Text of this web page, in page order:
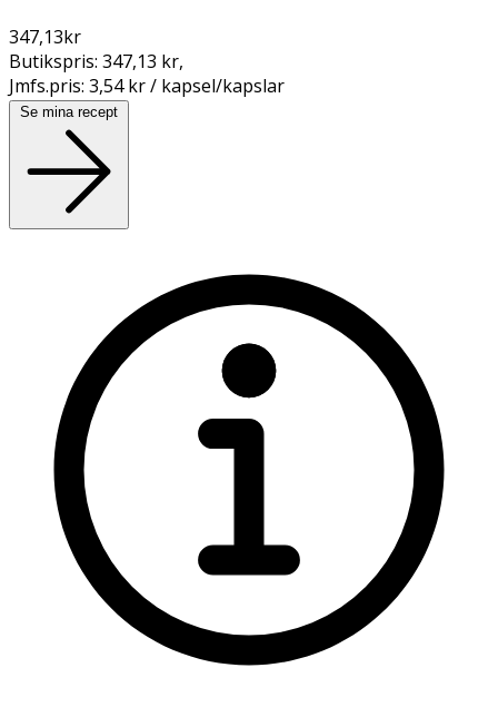
347,13kr
Butikspris: 347,13 kr,
Jmfs.pris: 3,54 kr / kapsel/kapslar
Se mina recept